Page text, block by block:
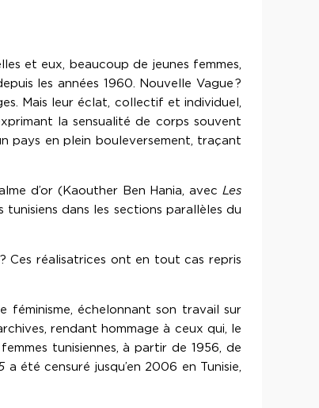
et eux, beaucoup de jeunes femmes,
les années 1960. Nouvelle Vague ?
Mais leur éclat, collectif et individuel,
la sensualité de corps souvent
pays en plein bouleversement, traçant
d’or (Kaouther Ben Hania, avec Les
dans les sections parallèles du
Ces réalisatrices ont en tout cas repris
échelonnant son travail sur
rendant hommage à ceux qui, le
tunisiennes, à partir de 1956, de
a été censuré jusqu’en 2006 en Tunisie,